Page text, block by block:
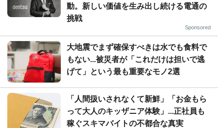
動。新しい価値を生み出し続ける電通の
挑戦
Sponsored
大地震でまず確保すべきは水でも食料で
もない...被災者が「これだけは担いで逃
げて」という最も重要なモノ2選
「人間扱いされなくて新鮮」「お金もら
って大人のキッザニア体験」...正社員も
稼ぐスキマバイトの不都合な真実